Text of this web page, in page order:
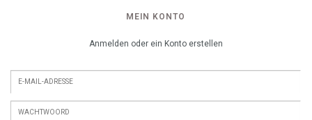
MEIN KONTO
Anmelden oder ein Konto erstellen